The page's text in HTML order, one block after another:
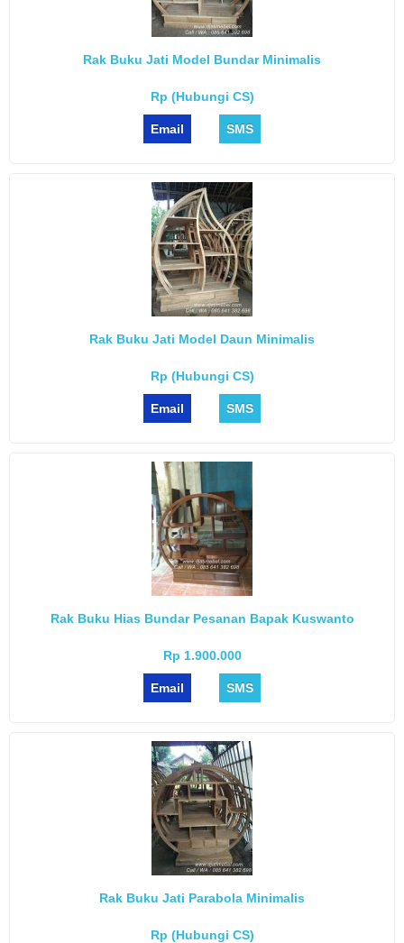
Rak Buku Jati Model Bundar Minimalis
Rp (Hubungi CS)
Email SMS
Rak Buku Jati Model Daun Minimalis
Rp (Hubungi CS)
Email SMS
Rak Buku Hias Bundar Pesanan Bapak Kuswanto
Rp 1.900.000
Email SMS
Rak Buku Jati Parabola Minimalis
Rp (Hubungi CS)